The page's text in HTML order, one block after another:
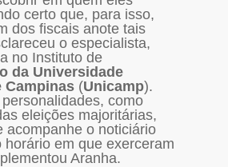
certo que, para isso,
dos fiscais anote tais
o especialista,
no Instituto de
da Universidade
Campinas (Unicamp).
como
eleições majoritárias,
acompanhe o noticiário
horário em que exerceram
Aranha.